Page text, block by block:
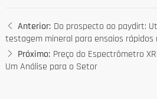
Anterior: Do prospecto ao paydirt:
testagem mineral para ensaios rápidos
Próximo: Preço do Espectrômetro
Um Análise para o Setor